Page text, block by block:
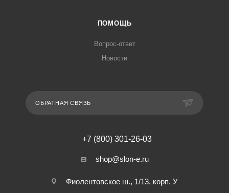
ПОМОЩЬ
Вопрос-ответ
Новости
ОБРАТНАЯ СВЯЗЬ
+7 (800) 301-26-03
shop@slon-e.ru
Фиолентовское ш., 1/13, корп. У